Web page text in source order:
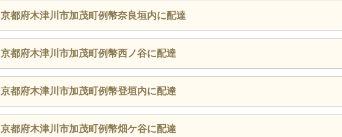
京都府木津川市加茂町例幣奈良垣内に配達
京都府木津川市加茂町例幣西ノ谷に配達
京都府木津川市加茂町例幣登垣内に配達
京都府木津川市加茂町例幣畑ケ谷に配達